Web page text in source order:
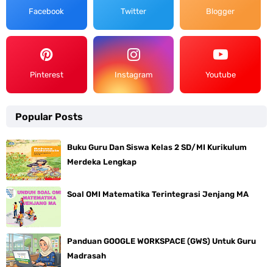
Facebook Twitter Blogger
Pinterest Instagram Youtube
Popular Posts
Buku Guru Dan Siswa Kelas 2 SD/MI Kurikulum
Merdeka Lengkap
Soal OMI Matematika Terintegrasi Jenjang MA
Panduan GOOGLE WORKSPACE (GWS) Untuk Guru
Madrasah